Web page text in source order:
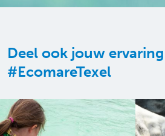
Deel ook jouw
#EcomareTexel